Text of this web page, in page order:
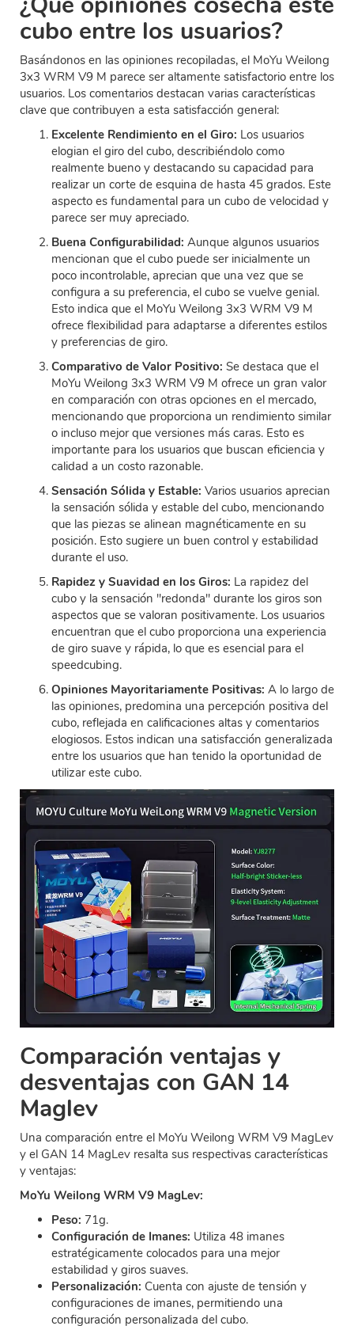
cubo entre los usuarios?
Basándonos en las opiniones recopiladas, el MoYu Weilong
3x3 WRM V9 M parece ser altamente satisfactorio entre los
usuarios. Los comentarios destacan varias características
clave que contribuyen a esta satisfacción general:
Excelente Rendimiento en el Giro: Los usuarios
elogian el giro del cubo, describiéndolo como
realmente bueno y destacando su capacidad para
realizar un corte de esquina de hasta 45 grados. Este
aspecto es fundamental para un cubo de velocidad y
parece ser muy apreciado.
Buena Configurabilidad: Aunque algunos usuarios
mencionan que el cubo puede ser inicialmente un
poco incontrolable, aprecian que una vez que se
configura a su preferencia, el cubo se vuelve genial.
Esto indica que el MoYu Weilong 3x3 WRM V9 M
ofrece flexibilidad para adaptarse a diferentes estilos
y preferencias de giro.
Comparativo de Valor Positivo: Se destaca que el
MoYu Weilong 3x3 WRM V9 M ofrece un gran valor
en comparación con otras opciones en el mercado,
mencionando que proporciona un rendimiento similar
o incluso mejor que versiones más caras. Esto es
importante para los usuarios que buscan eficiencia y
calidad a un costo razonable.
Sensación Sólida y Estable: Varios usuarios aprecian
la sensación sólida y estable del cubo, mencionando
que las piezas se alinean magnéticamente en su
posición. Esto sugiere un buen control y estabilidad
durante el uso.
Rapidez y Suavidad en los Giros: La rapidez del
cubo y la sensación "redonda" durante los giros son
aspectos que se valoran positivamente. Los usuarios
encuentran que el cubo proporciona una experiencia
de giro suave y rápida, lo que es esencial para el
speedcubing.
Opiniones Mayoritariamente Positivas: A lo largo de
las opiniones, predomina una percepción positiva del
cubo, reflejada en calificaciones altas y comentarios
elogiosos. Estos indican una satisfacción generalizada
entre los usuarios que han tenido la oportunidad de
utilizar este cubo.
Comparación ventajas y
desventajas con GAN 14
Maglev
Una comparación entre el MoYu Weilong WRM V9 MagLev
y el GAN 14 MagLev resalta sus respectivas características
y ventajas:
MoYu Weilong WRM V9 MagLev:
Peso: 71g.
Configuración de Imanes: Utiliza 48 imanes
estratégicamente colocados para una mejor
estabilidad y giros suaves.
Personalización: Cuenta con ajuste de tensión y
configuraciones de imanes, permitiendo una
configuración personalizada del cubo.